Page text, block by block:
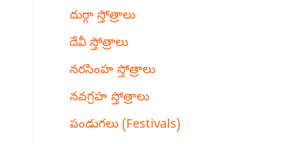
దుర్గా స్తోత్రాలు
దేవీ స్తోత్రాలు
నరసింహ స్తోత్రాలు
నవగ్రహ స్తోత్రాలు
పండుగలు (Festivals)